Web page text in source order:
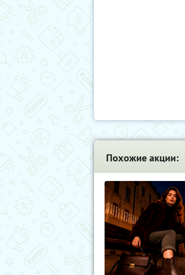
Похожие акции: